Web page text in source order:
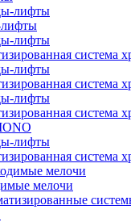
система
система
система
система
мелочи